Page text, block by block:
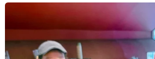
Quang không vi phạm quy chế
Thi công trở lại dự án sửa chữa Quốc